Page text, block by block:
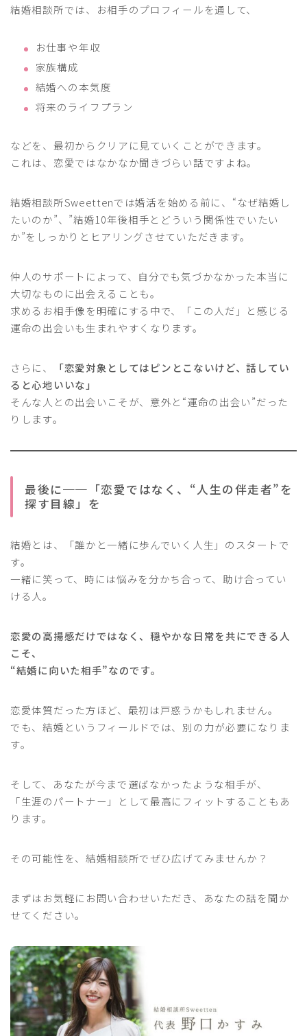
結婚相談所では、お相手のプロフィールを通して、
お仕事や年収
家族構成
結婚への本気度
将来のライフプラン
などを、最初からクリアに見ていくことができます。
これは、恋愛ではなかなか聞きづらい話ですよね。
結婚相談所Sweettenでは婚活を始める前に、“なぜ結婚し
たいのか”、”結婚10年後相手とどういう関係性でいたい
か”をしっかりとヒアリングさせていただきます。
仲人のサポートによって、自分でも気づかなかった本当に
大切なものに出会えることも。
求めるお相手像を明確にする中で、「この人だ」と感じる
運命の出会いも生まれやすくなります。
さらに、
「恋愛対象としてはピンとこないけど、話してい
ると心地いいな」
そんな人との出会いこそが、意外と“運命の出会い”だった
りします。
最後に──「恋愛ではなく、“人生の伴走者”を
探す目線」を
結婚とは、「誰かと一緒に歩んでいく人生」のスタートで
す。
一緒に笑って、時には悩みを分かち合って、助け合ってい
ける人。
恋愛の高揚感だけではなく、穏やかな日常を共にできる人
こそ、
“結婚に向いた相手”なのです。
恋愛体質だった方ほど、最初は戸惑うかもしれません。
でも、結婚というフィールドでは、別の力が必要になりま
す。
そして、あなたが今まで選ばなかったような相手が、
「生涯のパートナー」として最高にフィットすることもあ
ります。
その可能性を、結婚相談所でぜひ広げてみませんか？
まずはお気軽にお問い合わせいただき、あなたの話を聞か
せてください。